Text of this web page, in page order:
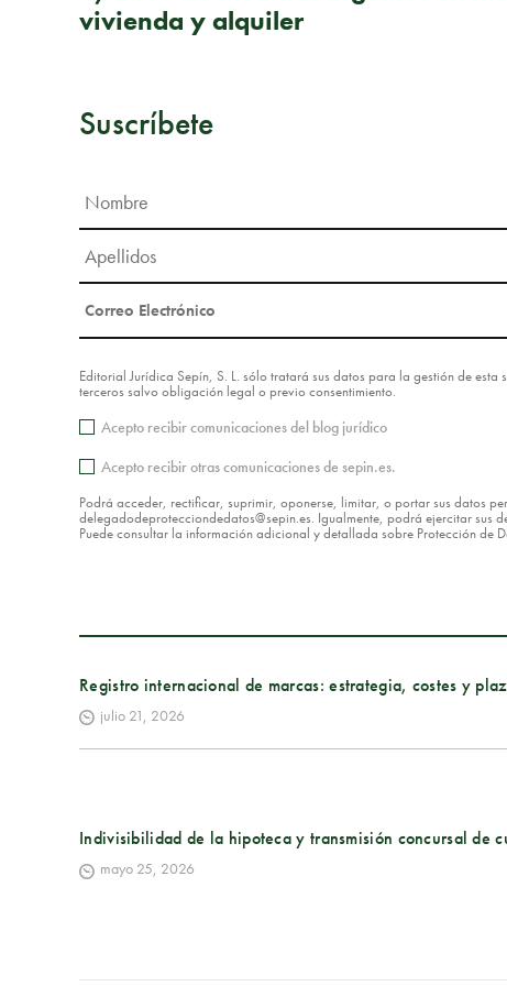
vivienda y alquiler
Suscríbete
Editorial Jurídica Sepín, S. L. sólo tratará sus datos para la gestión de
terceros salvo obligación legal o previo consentimiento.
Acepto recibir comunicaciones del blog jurídico
Acepto recibir otras comunicaciones de sepin.es.
Podrá acceder, rectificar, suprimir, oponerse, limitar, o portar sus datos
delegadodeprotecciondedatos@sepin.es. Igualmente, podrá ejercitar sus
Puede consultar la información adicional y detallada sobre Protección
Registro internacional de marcas: estrategia, costes y
julio 21, 2026
Indivisibilidad de la hipoteca y transmisión concursal de
mayo 25, 2026